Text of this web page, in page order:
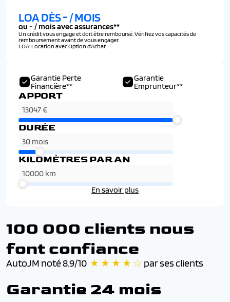
Garantie Perte
Financière**
Garantie
Emprunteur**
APPORT
DURÉE
KILOMÈTRES PAR AN
En savoir plus
LOA DÈS-/ MOIS
ou - / mois avec assurances**
Un crédit vous engage et doit être remboursé. Vérifiez vos capacités de
remboursement avant de vous engager.
LOA: Location avec Option d'Achat
100 000 clients nous
font confiance
AutoJM noté 8.9/10 ★ ★ ★ ★ ☆ par ses clients
Garantie 24 mois